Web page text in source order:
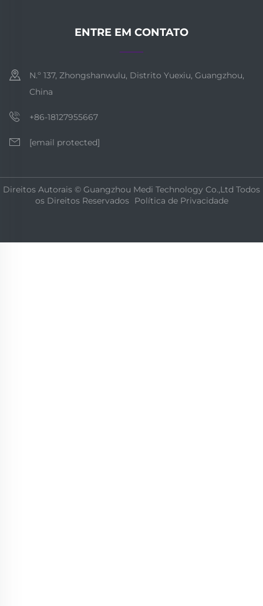
ENTRE EM CONTATO
N.º 137, Zhongshanwulu, Distrito Yuexiu, Guangzhou,
China
+86-18127955667
[email protected]
Direitos Autorais © Guangzhou Medi Technology Co.,Ltd Todos
os Direitos Reservados Política de Privacidade